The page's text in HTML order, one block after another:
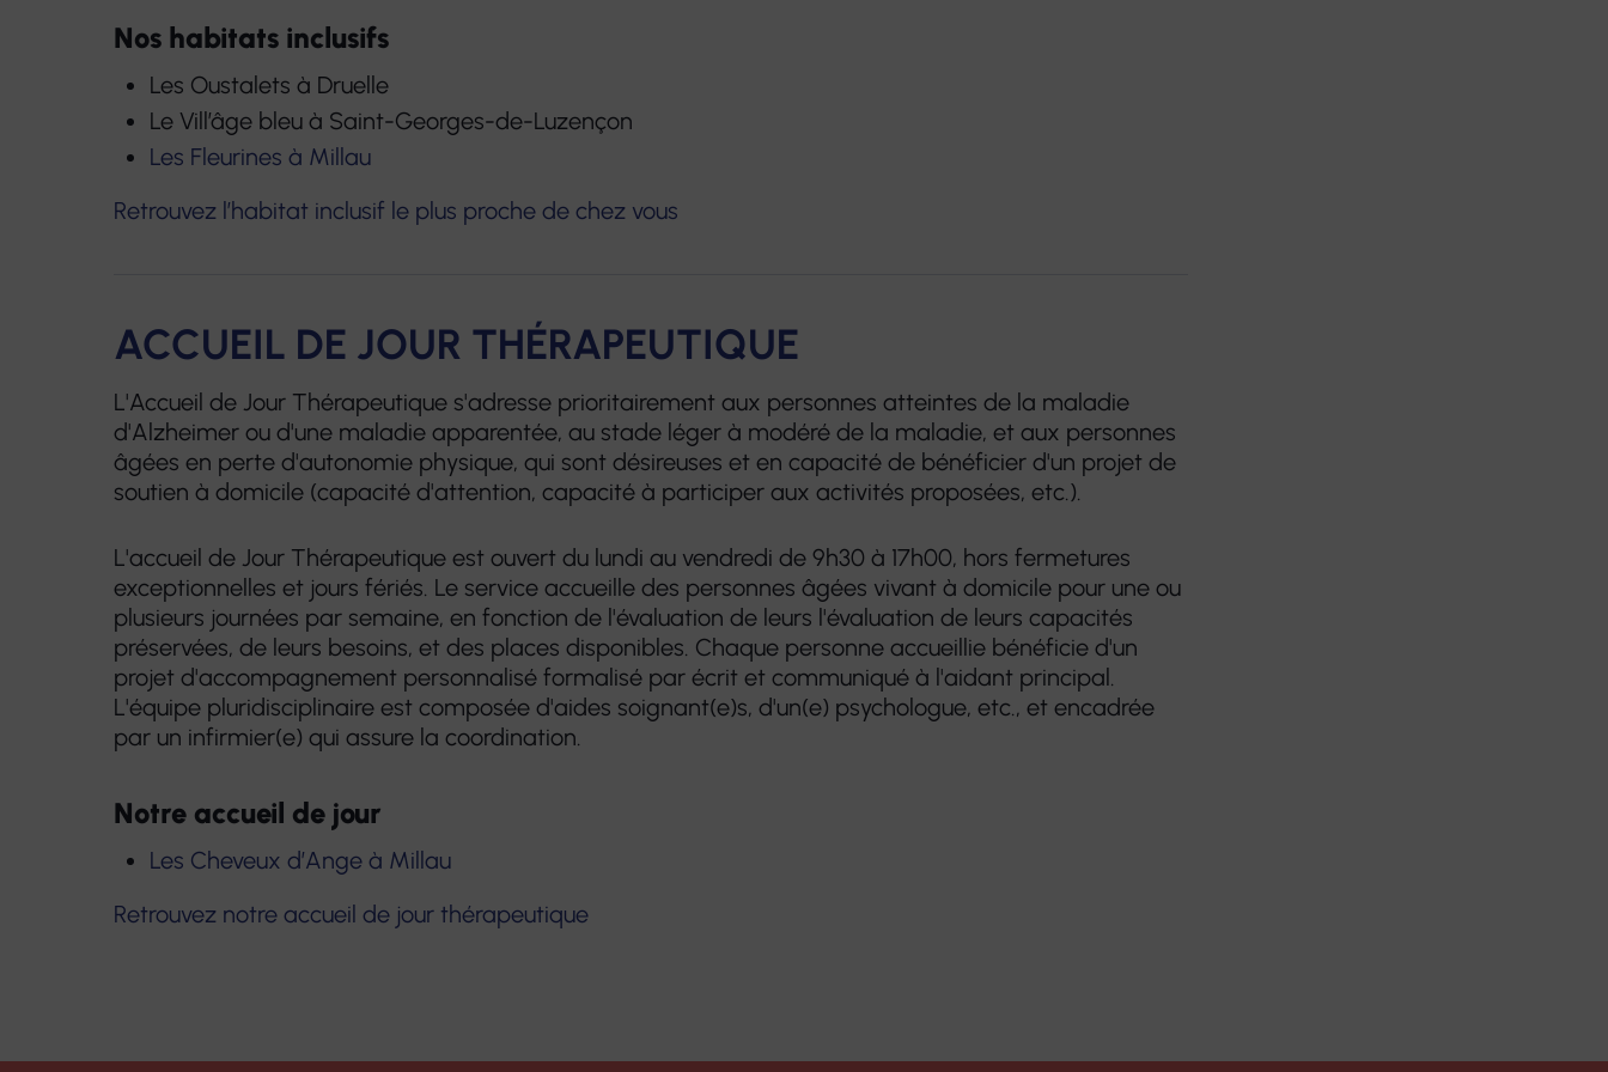
Nos habitats inclusifs
Les Oustalets à Druelle
Le Vill’âge bleu à Saint-Georges-de-Luzençon
Les Fleurines à Millau
Retrouvez l’habitat inclusif le plus proche de chez vous
ACCUEIL DE JOUR THÉRAPEUTIQUE
L'Accueil de Jour Thérapeutique s'adresse prioritairement aux personnes atteintes de la maladie
d'Alzheimer ou d'une maladie apparentée, au stade léger à modéré de la maladie, et aux personnes
âgées en perte d'autonomie physique, qui sont désireuses et en capacité de bénéficier d'un projet de
soutien à domicile (capacité d'attention, capacité à participer aux activités proposées, etc.).
L'accueil de Jour Thérapeutique est ouvert du lundi au vendredi de 9h30 à 17h00, hors fermetures
exceptionnelles et jours fériés. Le service accueille des personnes âgées vivant à domicile pour une ou
plusieurs journées par semaine, en fonction de l'évaluation de leurs l'évaluation de leurs capacités
préservées, de leurs besoins, et des places disponibles. Chaque personne accueillie bénéficie d'un
projet d'accompagnement personnalisé formalisé par écrit et communiqué à l'aidant principal.
L'équipe pluridisciplinaire est composée d'aides soignant(e)s, d'un(e) psychologue, etc., et encadrée
par un infirmier(e) qui assure la coordination.
Notre accueil de jour
Les Cheveux d’Ange à Millau
Retrouvez notre accueil de jour thérapeutique